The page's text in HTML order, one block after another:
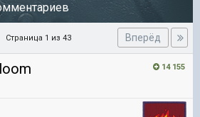
Вперёд
Страница 1 из 43
14 155